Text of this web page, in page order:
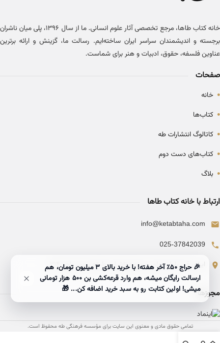
خانه کتاب طاها، مرجع تخصصی آثار علوم انسانی. ما از سال ۱۳۹۶، پلی میان ناشران
برجسته و اندیشمندان سراسر ایران ساخته‌ایم. رسالت ما، گزینش و ارائه برترین
عناوین فلسفه، حقوق، ادبیات و هنر برای شماست.
صفحات
• خانه
• کتاب‌ها
• کاتالوگ انتشارات طه
• کتاب‌های دست دوم
• بلاگ
ارتباط با خانه کتاب طاها
info@ketabtaha.com
025-37842039
ایران، قم، بلوار معلم، مجتمع ناشران، طبقه سوم، واحد ۳۱۴
مجوزها
تمامی حقوق مادی و معنوی این سایت برای مؤسسه فرهنگی طه محفوظ است.
🎉 حراج ۵۰٪ آخر هفته! با خرید بالای 3 میلیون تومان، هم
ارسالت رایگان میشه، هم وارد قرعه‌کشی بن ۵۰۰ هزار تومانی
میشی! اولین کتابت رو به سبد خرید اضافه کن... 🎁